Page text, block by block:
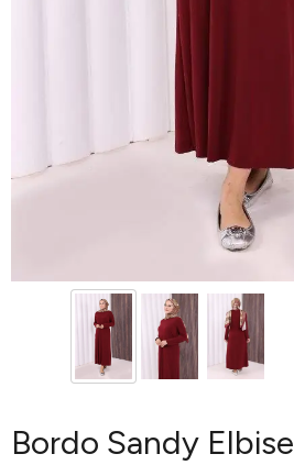
Bordo Sandy Elbise